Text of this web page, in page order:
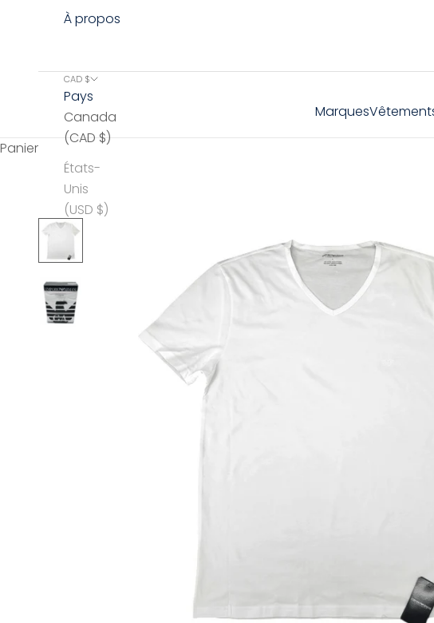
Marques
À propos
CAD $
Pays
Canada
(CAD $)
États-
Unis
(USD $)
Panier